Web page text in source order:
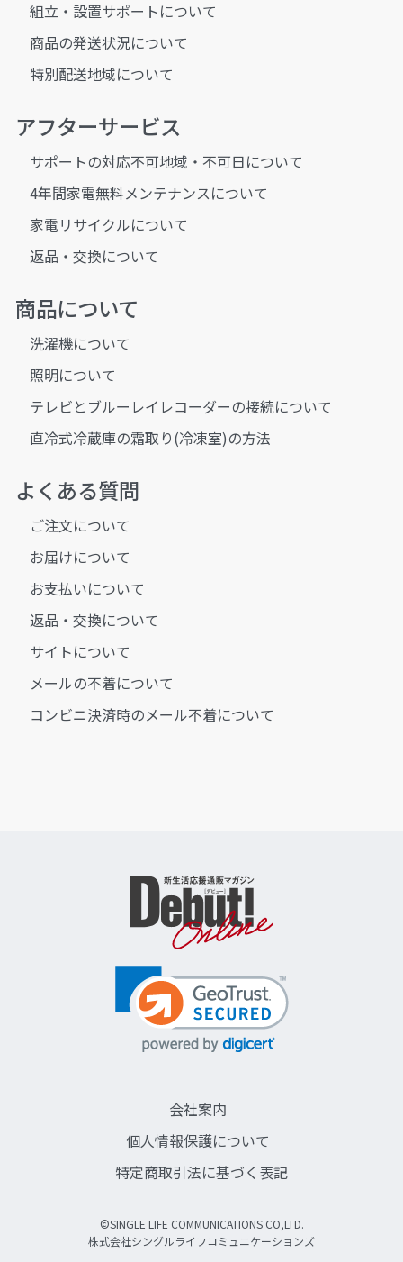
組立・設置サポートについて
商品の発送状況について
特別配送地域について
アフターサービス
サポートの対応不可地域・不可日について
4年間家電無料メンテナンスについて
家電リサイクルについて
返品・交換について
商品について
洗濯機について
照明について
テレビとブルーレイレコーダーの接続について
直冷式冷蔵庫の霜取り(冷凍室)の方法
よくある質問
ご注文について
お届けについて
お支払いについて
返品・交換について
サイトについて
メールの不着について
コンビニ決済時のメール不着について
会社案内
個人情報保護について
特定商取引法に基づく表記
©SINGLE LIFE COMMUNICATIONS CO,LTD.
株式会社シングルライフコミュニケーションズ